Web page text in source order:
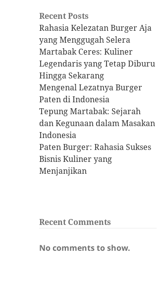
Recent Posts
Rahasia Kelezatan Burger Aja
yang Menggugah Selera
Martabak Ceres: Kuliner
Legendaris yang Tetap Diburu
Hingga Sekarang
Mengenal Lezatnya Burger
Paten di Indonesia
Tepung Martabak: Sejarah
dan Kegunaan dalam Masakan
Indonesia
Paten Burger: Rahasia Sukses
Bisnis Kuliner yang
Menjanjikan
Recent Comments
No comments to show.